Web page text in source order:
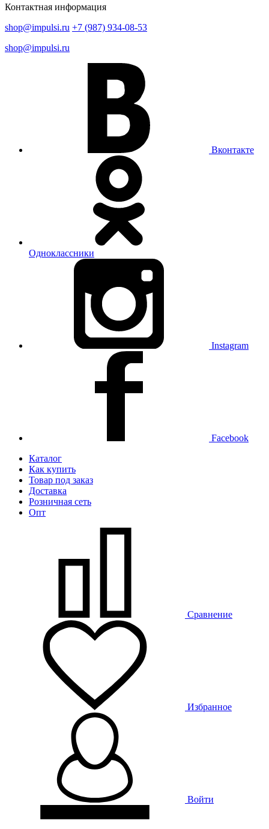
Контактная информация
shop@impulsi.ru +7 (987) 934-08-53
shop@impulsi.ru
Вконтакте
Одноклассники
Instagram
Facebook
Каталог
Как купить
Товар под заказ
Доставка
Розничная сеть
Опт
Сравнение
Избранное
Войти